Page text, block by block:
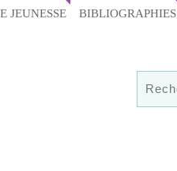
JEUNESSE BIBLIOGRAPHIES